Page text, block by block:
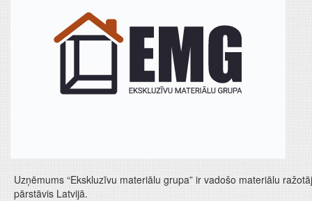
Uzņēmums “Ekskluzīvu materiālu grupa” ir vadošo materiālu
pārstāvis Latvijā.